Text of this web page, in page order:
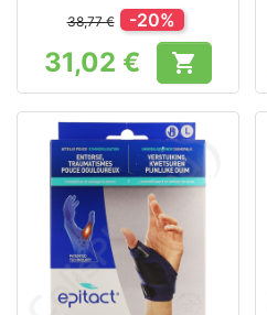
38,77 € -20%
Prix
31,02 € 